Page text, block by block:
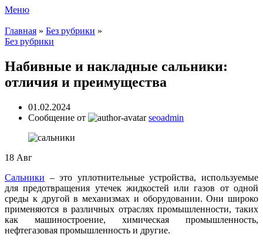
Меню
Главная » Без рубрики »
Без рубрики
Набивные и накладные сальники:
отличия и преимущества
01.02.2024
Сообщение от
seoadmin
18 Авг
Сальники – это уплотнительные устройства, используемые
для предотвращения утечек жидкостей или газов от одной
среды к другой в механизмах и оборудовании. Они широко
применяются в различных отраслях промышленности, таких
как машиностроение, химическая промышленность,
нефтегазовая промышленность и другие.